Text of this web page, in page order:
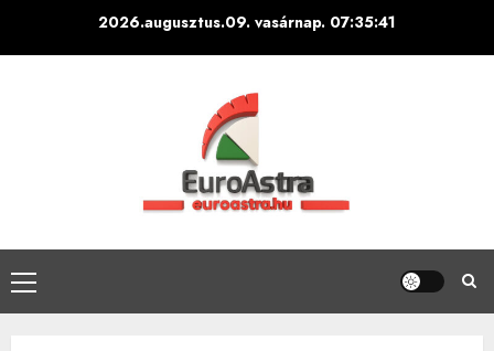
2026.augusztus.09. vasárnap. 07:35:42
Primary
Menu